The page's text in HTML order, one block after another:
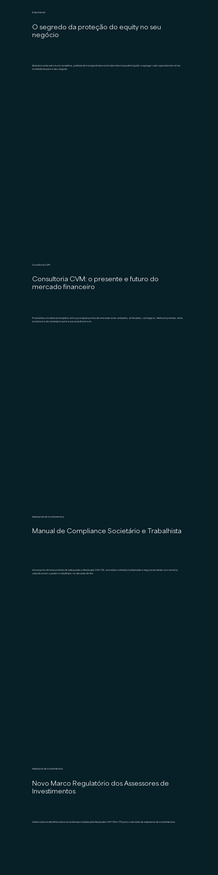
Empresarial
O segredo da proteção do equity no seu
negócio
Descubra como estruturar conselhos, políticas de transparência e controles internos podem ajudar a agregar valor operacional e atrair
investidores para o seu negócio.
Consultoria CVM
Consultoria CVM: o presente e futuro do
mercado financeiro
Produzimos um material completo com os principais pontos de interesse como vedações, atribuições, vantagens, melhores práticas, ética,
conduta e tudo necessário para a sua consultoria cvm.
Assessorias de Investimentos
Manual de Compliance Societário e Trabalhista
Um conjunto de boas práticas de adequação a Resolução CVM 178, com ações voltadas à adaptação e segurança desse novo cenário,
visando evitar o passivo trabalhista no mercado de AI’s.
Assessoria de Investimentos
Novo Marco Regulatório dos Assessores de
Investimentos
Saiba todos os detalhes sobre as mudanças trazidas pela Resolução CVM 178 e 179 para o mercado de assessoria de investimentos.